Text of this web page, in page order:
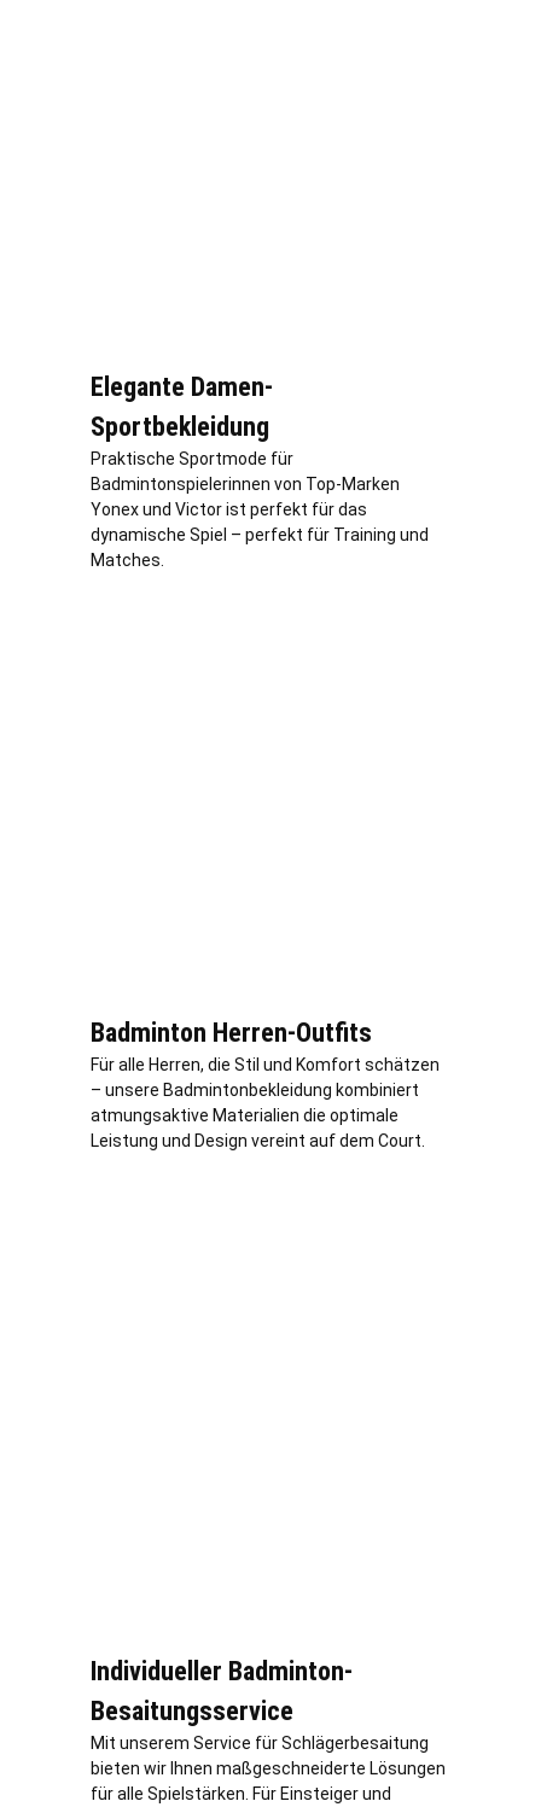
Elegante Damen-
Sportbekleidung
Praktische Sportmode für
Badmintonspielerinnen von Top-Marken
Yonex und Victor ist perfekt für das
dynamische Spiel – perfekt für Training und
Matches.
Badminton Herren-Outfits
Für alle Herren, die Stil und Komfort schätzen
– unsere Badmintonbekleidung kombiniert
atmungsaktive Materialien die optimale
Leistung und Design vereint auf dem Court.
Individueller Badminton-
Besaitungsservice
Mit unserem Service für Schlägerbesaitung
bieten wir Ihnen maßgeschneiderte Lösungen
für alle Spielstärken. Für Einsteiger und